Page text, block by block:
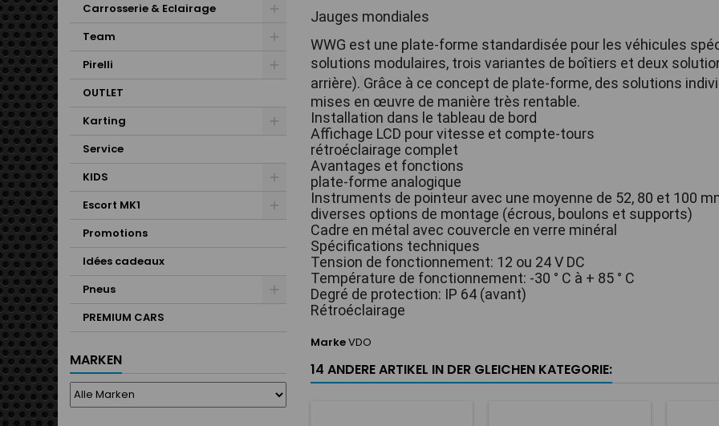
Carrosserie & Eclairage
Team
Pirelli
OUTLET
Karting
Service
KIDS
Escort MK1
Promotions
Idées cadeaux
Pneus
PREMIUM CARS
MARKEN
Jauges mondiales
WWG est une plate-forme standardisée pour les véhicules
solutions modulaires, trois variantes de boîtiers et deux
arrière). Grâce à ce concept de plate-forme, des solutions
mises en œuvre de manière très rentable.
Installation dans le tableau de bord
Affichage LCD pour vitesse et compte-tours
rétroéclairage complet
Avantages et fonctions
plate-forme analogique
Instruments de pointeur avec une moyenne de 52, 80 et 100
diverses options de montage (écrous, boulons et supports)
Cadre en métal avec couvercle en verre minéral
Spécifications techniques
Tension de fonctionnement: 12 ou 24 V DC
Température de fonctionnement: -30 ° C à + 85 ° C
Degré de protection: IP 64 (avant)
Rétroéclairage
MarkeVDO
14 ANDERE ARTIKEL IN DER GLEICHEN KATEGORIE: